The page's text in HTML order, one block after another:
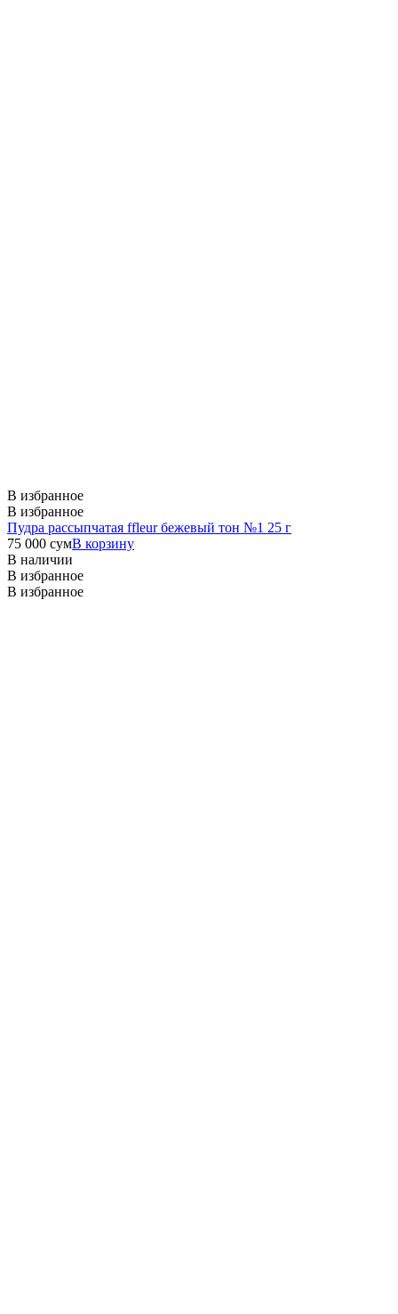
В избранное
В избранное
Пудра рассыпчатая ffleur бежевый тон №1 25 г
75 000 сумВ корзину
В наличии
В избранное
В избранное